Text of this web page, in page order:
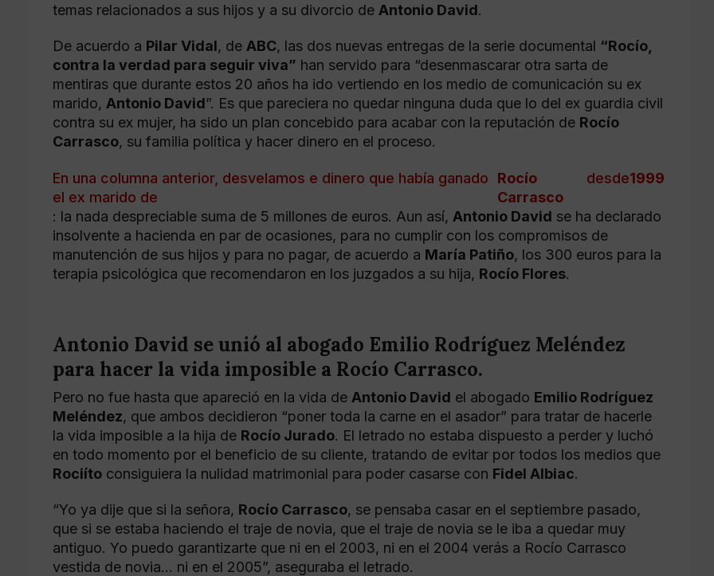
temas relacionados a sus hijos y a su divorcio de Antonio David.
De acuerdo a Pilar Vidal, de ABC, las dos nuevas entregas de la serie documental “Rocío,
contra la verdad para seguir viva” han servido para “desenmascarar otra sarta de
mentiras que durante estos 20 años ha ido vertiendo en los medio de comunicación su ex
marido, Antonio David”. Es que pareciera no quedar ninguna duda que lo del ex guardia civil
contra su ex mujer, ha sido un plan concebido para acabar con la reputación de Rocío
Carrasco, su familia política y hacer dinero en el proceso.
En una columna anterior, desvelamos e dinero que había ganado
el ex marido de
Rocío
Carrasco
desde1999
: la nada despreciable suma de 5 millones de euros. Aun así, Antonio David se ha declarado
insolvente a hacienda en par de ocasiones, para no cumplir con los compromisos de
manutención de sus hijos y para no pagar, de acuerdo a María Patiño, los 300 euros para la
terapia psicológica que recomendaron en los juzgados a su hija, Rocío Flores.
Antonio David se unió al abogado Emilio Rodríguez Meléndez
para hacer la vida imposible a Rocío Carrasco.
Pero no fue hasta que apareció en la vida de Antonio David el abogado Emilio Rodríguez
Meléndez, que ambos decidieron “poner toda la carne en el asador” para tratar de hacerle
la vida imposible a la hija de Rocío Jurado. El letrado no estaba dispuesto a perder y luchó
en todo momento por el beneficio de su cliente, tratando de evitar por todos los medios que
Rociíto consiguiera la nulidad matrimonial para poder casarse con Fidel Albiac.
“Yo ya dije que si la señora, Rocío Carrasco, se pensaba casar en el septiembre pasado,
que si se estaba haciendo el traje de novia, que el traje de novia se le iba a quedar muy
antiguo. Yo puedo garantizarte que ni en el 2003, ni en el 2004 verás a Rocío Carrasco
vestida de novia… ni en el 2005”, aseguraba el letrado.